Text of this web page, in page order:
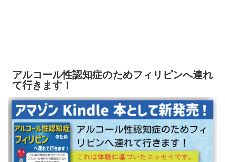
アルコール性認知症のためフィリピンへ連れ
て行きます！